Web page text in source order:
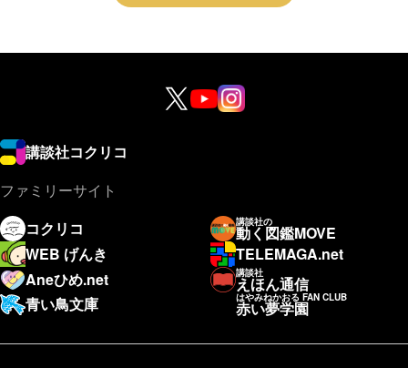
講談社コクリコ
ファミリーサイト
コクリコ
講談社の
動く図鑑MOVE
WEB げんき
TELEMAGA.net
Aneひめ.net
講談社
えほん通信
青い鳥文庫
はやみねかおる FAN CLUB
赤い夢学園